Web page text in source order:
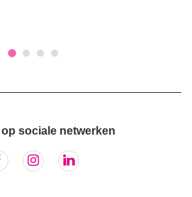
sociale netwerken